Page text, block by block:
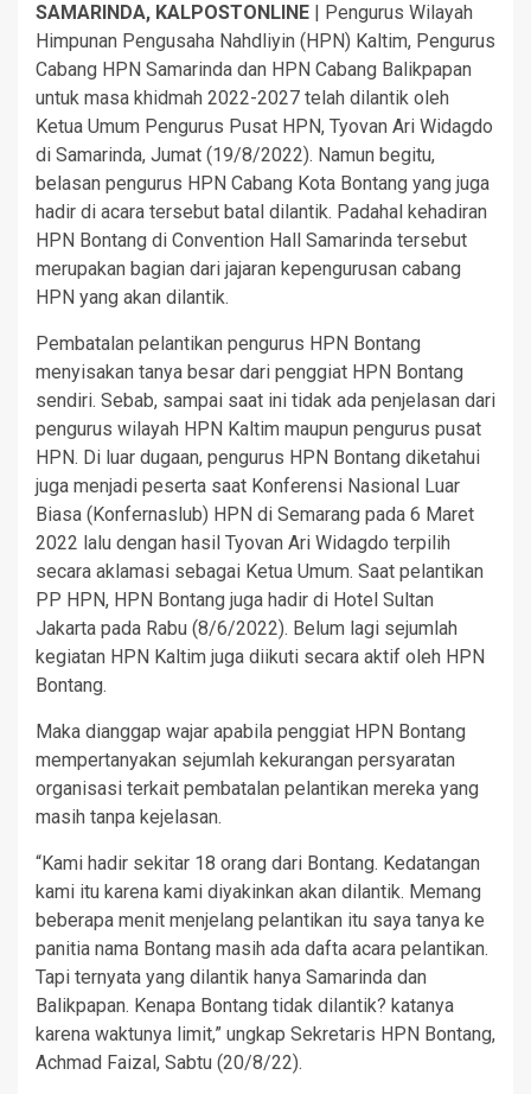
SAMARINDA, KALPOSTONLINE
| Pengurus Wilayah
Himpunan Pengusaha Nahdliyin (HPN) Kaltim, Pengurus
Cabang HPN Samarinda dan HPN Cabang Balikpapan
untuk masa khidmah 2022-2027 telah dilantik oleh
Ketua Umum Pengurus Pusat HPN, Tyovan Ari Widagdo
di Samarinda, Jumat (19/8/2022). Namun begitu,
belasan pengurus HPN Cabang Kota Bontang yang juga
hadir di acara tersebut batal dilantik. Padahal kehadiran
HPN Bontang di Convention Hall Samarinda tersebut
merupakan bagian dari jajaran kepengurusan cabang
HPN yang akan dilantik.
Pembatalan pelantikan pengurus HPN Bontang
menyisakan tanya besar dari penggiat HPN Bontang
sendiri. Sebab, sampai saat ini tidak ada penjelasan dari
pengurus wilayah HPN Kaltim maupun pengurus pusat
HPN. Di luar dugaan, pengurus HPN Bontang diketahui
juga menjadi peserta saat Konferensi Nasional Luar
Biasa (Konfernaslub) HPN di Semarang pada 6 Maret
2022 lalu dengan hasil Tyovan Ari Widagdo terpilih
secara aklamasi sebagai Ketua Umum. Saat pelantikan
PP HPN, HPN Bontang juga hadir di Hotel Sultan
Jakarta pada Rabu (8/6/2022). Belum lagi sejumlah
kegiatan HPN Kaltim juga diikuti secara aktif oleh HPN
Bontang.
Maka dianggap wajar apabila penggiat HPN Bontang
mempertanyakan sejumlah kekurangan persyaratan
organisasi terkait pembatalan pelantikan mereka yang
masih tanpa kejelasan.
“Kami hadir sekitar 18 orang dari Bontang. Kedatangan
kami itu karena kami diyakinkan akan dilantik. Memang
beberapa menit menjelang pelantikan itu saya tanya ke
panitia nama Bontang masih ada dafta acara pelantikan.
Tapi ternyata yang dilantik hanya Samarinda dan
Balikpapan. Kenapa Bontang tidak dilantik? katanya
karena waktunya limit,” ungkap Sekretaris HPN Bontang,
Achmad Faizal, Sabtu (20/8/22).